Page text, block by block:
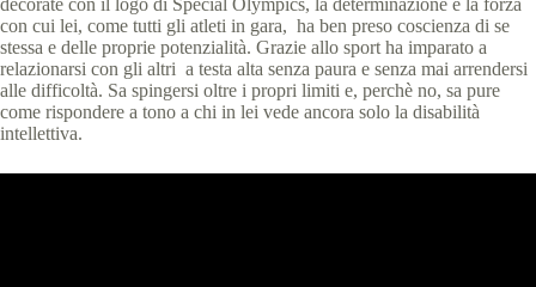
con cui lei, come tutti gli atleti in gara, ha ben preso coscienza di se
stessa e delle proprie potenzialità. Grazie allo sport ha imparato a
relazionarsi con gli altri a testa alta senza paura e senza mai arrendersi
alle difficoltà. Sa spingersi oltre i propri limiti e, perchè no, sa pure
come rispondere a tono a chi in lei vede ancora solo la disabilità
intellettiva.